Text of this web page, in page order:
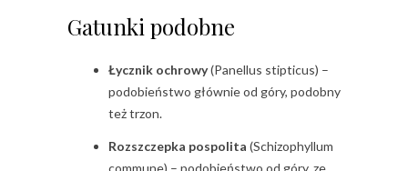
Gatunki podobne
Łycznik ochrowy(Panellus stipticus) –
podobieństwo głównie od góry, podobny
też trzon.
Rozszczepka pospolita (Schizophyllum
commune) – podobieństwo od góry, ze